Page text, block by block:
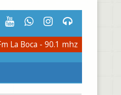
La Boca - 90.1 mhz